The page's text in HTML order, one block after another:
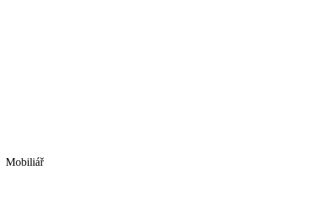
Mobiliář